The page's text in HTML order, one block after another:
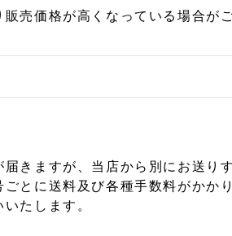
売価格が高くなっている場合が
きますが、当店から別にお送り
ごとに送料及び各種手数料がか
たします。